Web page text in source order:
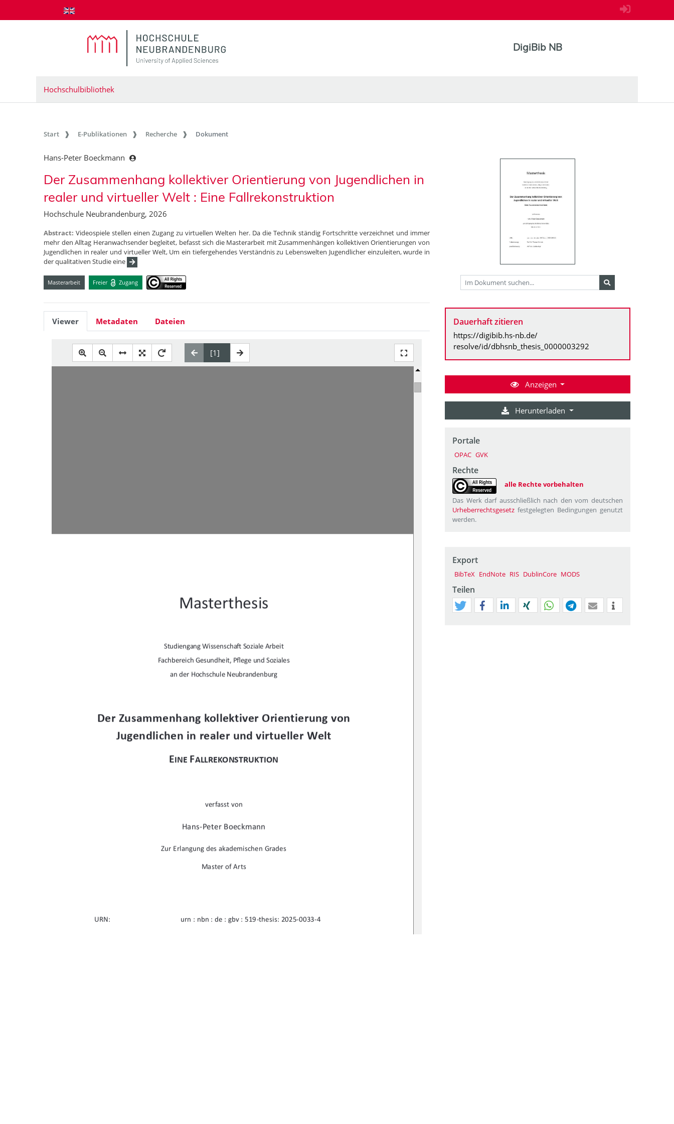
zum Inhalt springen
DigiBib NB
Hochschulbibliothek
Start E-Publikationen Recherche Dokument
Hans-Peter Boeckmann
Der Zusammenhang kollektiver Orientierung von Jugendlichen in
realer und virtueller Welt : Eine Fallrekonstruktion
Hochschule Neubrandenburg, 2026
Abstract:Videospiele stellen einen Zugang zu virtuellen Welten her. Da die Technik ständig Fortschritte verzeichnet und immer
mehr den Alltag Heranwachsender begleitet, befasst sich die Masterarbeit mit Zusammenhängen kollektiven Orientierungen von
Jugendlichen in realer und virtueller Welt, Um ein tiefergehendes Verständnis zu Lebenswelten Jugendlicher einzuleiten, wurde in
der qualitativen Studie eine
Masterarbeit Freier Zugang
Viewer Metadaten Dateien
Masterthesis
Studiengang WissenschaŌ Soziale Arbeit
Fachbereich Gesundheit, Pflege und Soziales
an der Hochschule Neubrandenburg
Der Zusammenhang kollektiver Orientierung von
Jugendlichen in realer und virtueller Welt
EINE FALLREKONSTRUKTION
verfasst von
Hans-Peter Boeckmann
Zur Erlangung des akademischen Grades
Master of Arts
URN: urn : nbn : de : gbv : 519-thesis: 2025-0033-4
Dauerhaft zitieren
https://digibib.hs-nb.de/
resolve/id/dbhsnb_thesis_0000003292
Anzeigen
Herunterladen
Portale
OPAC GVK
Rechte
alle Rechte vorbehalten
Das Werk darf ausschließlich nach den vom deutschen
Urheberrechtsgesetz festgelegten Bedingungen genutzt
werden.
Export
BibTeX EndNote RIS DublinCore MODS
Teilen